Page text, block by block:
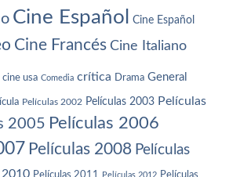
Cine Español Cine Español
Cine Francés Cine Italiano
cine usa Comedia crítica Drama General
Películas 2002 Películas 2003 Películas
2005 Películas 2006
Películas 2008 Películas
2010 Películas 2011 Películas